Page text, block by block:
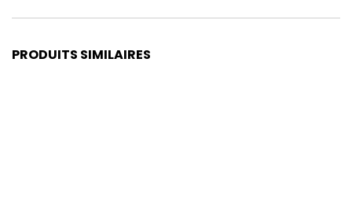
PRODUITS SIMILAIRES